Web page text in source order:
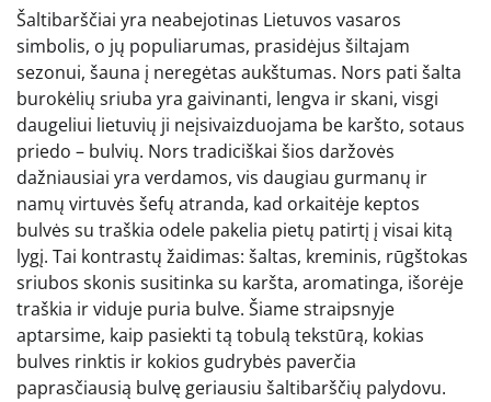
Šaltibarščiai yra neabejotinas Lietuvos vasaros
simbolis, o jų populiarumas, prasidėjus šiltajam
sezonui, šauna į neregėtas aukštumas. Nors pati šalta
burokėlių sriuba yra gaivinanti, lengva ir skani, visgi
daugeliui lietuvių ji neįsivaizduojama be karšto, sotaus
priedo – bulvių. Nors tradiciškai šios daržovės
dažniausiai yra verdamos, vis daugiau gurmanų ir
namų virtuvės šefų atranda, kad orkaitėje keptos
bulvės su traškia odele pakelia pietų patirtį į visai kitą
lygį. Tai kontrastų žaidimas: šaltas, kreminis, rūgštokas
sriubos skonis susitinka su karšta, aromatinga, išorėje
traškia ir viduje puria bulve. Šiame straipsnyje
aptarsime, kaip pasiekti tą tobulą tekstūrą, kokias
bulves rinktis ir kokios gudrybės paverčia
paprasčiausią bulvę geriausiu šaltibarščių palydovu.